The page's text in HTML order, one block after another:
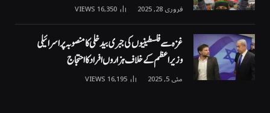
فروری 28, 2025 16,350
VIEWS
غزہ سے فلسطینیوں کی جبری بیدخلی کا منصوبہ پر اسرائیلی
وزیراعظم کے خلاف ہزاروں افراد کا احتجاج
مئی 5, 2025 16,195
VIEWS